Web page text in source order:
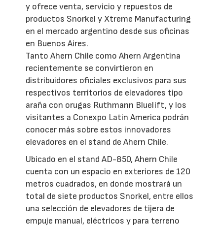
y ofrece venta, servicio y repuestos de
productos Snorkel y Xtreme Manufacturing
en el mercado argentino desde sus oficinas
en Buenos Aires.
Tanto Ahern Chile como Ahern Argentina
recientemente se convirtieron en
distribuidores oficiales exclusivos para sus
respectivos territorios de elevadores tipo
araña con orugas Ruthmann Bluelift, y los
visitantes a Conexpo Latin America podrán
conocer más sobre estos innovadores
elevadores en el stand de Ahern Chile.
Ubicado en el stand AD-850, Ahern Chile
cuenta con un espacio en exteriores de 120
metros cuadrados, en donde mostrará un
total de siete productos Snorkel, entre ellos
una selección de elevadores de tijera de
empuje manual, eléctricos y para terreno